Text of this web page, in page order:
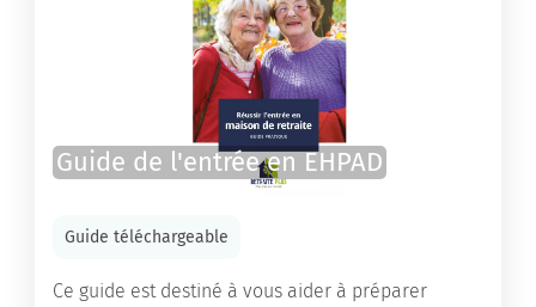
Guide de l'entrée en EHPAD
Guide téléchargeable
Ce guide est destiné à vous aider à préparer